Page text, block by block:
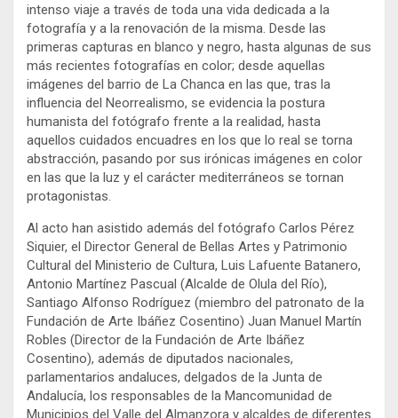
intenso viaje a través de toda una vida dedicada a la
fotografía y a la renovación de la misma. Desde las
primeras capturas en blanco y negro, hasta algunas de sus
más recientes fotografías en color; desde aquellas
imágenes del barrio de La Chanca en las que, tras la
influencia del Neorrealismo, se evidencia la postura
humanista del fotógrafo frente a la realidad, hasta
aquellos cuidados encuadres en los que lo real se torna
abstracción, pasando por sus irónicas imágenes en color
en las que la luz y el carácter mediterráneos se tornan
protagonistas.
Al acto han asistido además del fotógrafo Carlos Pérez
Siquier, el Director General de Bellas Artes y Patrimonio
Cultural del Ministerio de Cultura, Luis Lafuente Batanero,
Antonio Martínez Pascual (Alcalde de Olula del Río),
Santiago Alfonso Rodríguez (miembro del patronato de la
Fundación de Arte Ibáñez Cosentino) Juan Manuel Martín
Robles (Director de la Fundación de Arte Ibáñez
Cosentino), además de diputados nacionales,
parlamentarios andaluces, delgados de la Junta de
Andalucía, los responsables de la Mancomunidad de
Municipios del Valle del Almanzora y alcaldes de diferentes